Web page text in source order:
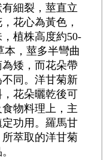
細裂，莖直立
花心為黃色，
植株高度約50-
本，莖多半彎曲
矮，而花朵帶
同。洋甘菊新
花朵曬乾後可
物料理上，主
功用。羅馬甘
萃取的洋甘菊